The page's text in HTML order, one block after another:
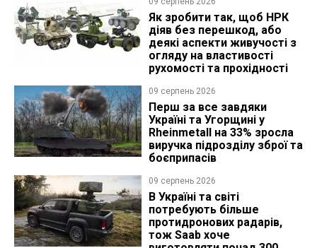
Як зробити так, щоб НРК
діяв без перешкод, або
деякі аспекти живучості з
огляду на властивості
рухомості та прохідності
09 серпень 2026
Перш за все завдяки
Україні та Угорщині у
Rheinmetall на 33% зросла
виручка підрозділу зброї та
боєприпасів
09 серпень 2026
В Україні та світі
потребують більше
протидронових радарів,
тож Saab хоче